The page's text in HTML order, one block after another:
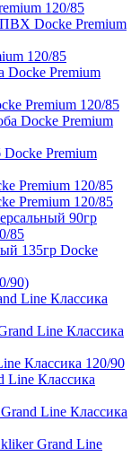
120/85
Docke Premium
120/85
Docke Premium
Premium 120/85
Docke Premium
Premium
Premium 120/85
Premium 120/85
90гр
85
135гр Docke
90)
Line Классика
Line Классика
Классика 120/90
Line Классика
Line Классика
Grand Line